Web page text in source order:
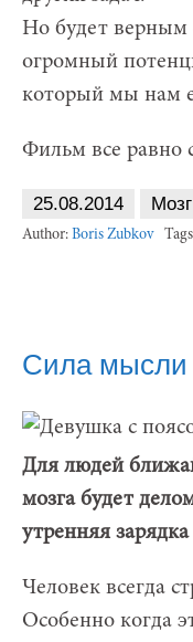
Но будет верным
огромный
который мы нам
Фильм все равно
25.08.2014 Мозг
Author: Boris Zubkov
Сила мысли
Для людей
мозга будет
утренняя зарядка
Человек всегда
Особенно когда